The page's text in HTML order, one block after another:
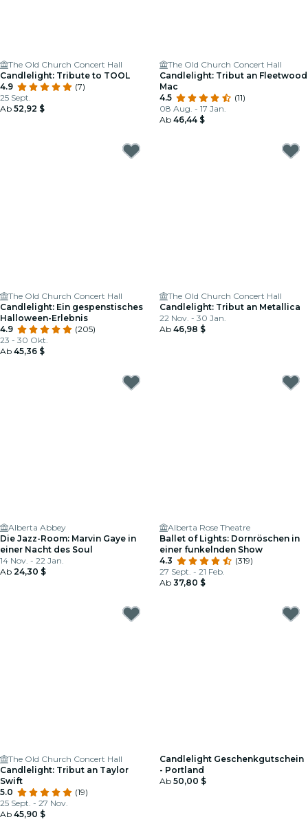
The Old Church Concert Hall
Candlelight: Tribute to TOOL
4.9
(7)
25 Sept.
Ab 52,92 $
The Old Church Concert Hall
Candlelight: Tribut an Fleetwood
Mac
4.5
(11)
08 Aug. - 17 Jan.
Ab 46,44 $
The Old Church Concert Hall
Candlelight: Ein gespenstisches
Halloween-Erlebnis
4.9
(205)
23 - 30 Okt.
Ab 45,36 $
The Old Church Concert Hall
Candlelight: Tribut an Metallica
22 Nov. - 30 Jan.
Ab 46,98 $
Alberta Abbey
Die Jazz-Room: Marvin Gaye in
einer Nacht des Soul
14 Nov. - 22 Jan.
Ab 24,30 $
Alberta Rose Theatre
Ballet of Lights: Dornröschen in
einer funkelnden Show
4.3
(319)
27 Sept. - 21 Feb.
Ab 37,80 $
The Old Church Concert Hall
Candlelight: Tribut an Taylor
Swift
5.0
(19)
25 Sept. - 27 Nov.
Ab 45,90 $
Candlelight Geschenkgutschein
- Portland
Ab 50,00 $